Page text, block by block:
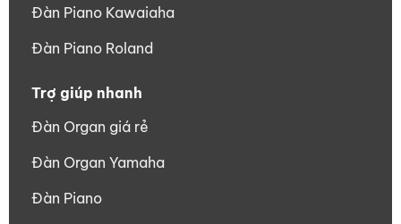
Đàn Piano Kawaiaha
Đàn Piano Roland
Trợ giúp nhanh
Đàn Organ giá rẻ
Đàn Organ Yamaha
Đàn Piano